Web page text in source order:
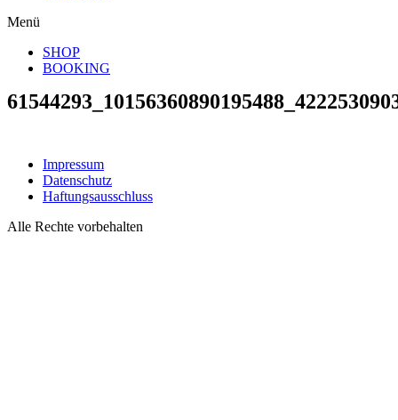
Menü
SHOP
BOOKING
Impressum
Datenschutz
Haftungsausschluss
Alle Rechte vorbehalten